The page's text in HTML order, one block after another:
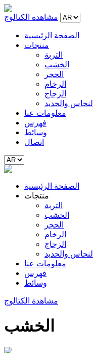
مشاهدة الكتالوج
الصفحة الرئيسية
منتجات
التربة
الخشب
الحجر
الرخام
الزجاج
النحاس والحديد
معلومات عنا
فهرس
وسائط
اتصال
الصفحة الرئيسية
منتجات
التربة
الخشب
الحجر
الرخام
الزجاج
النحاس والحديد
معلومات عنا
فهرس
وسائط
مشاهدة الكتالوج
الخشب